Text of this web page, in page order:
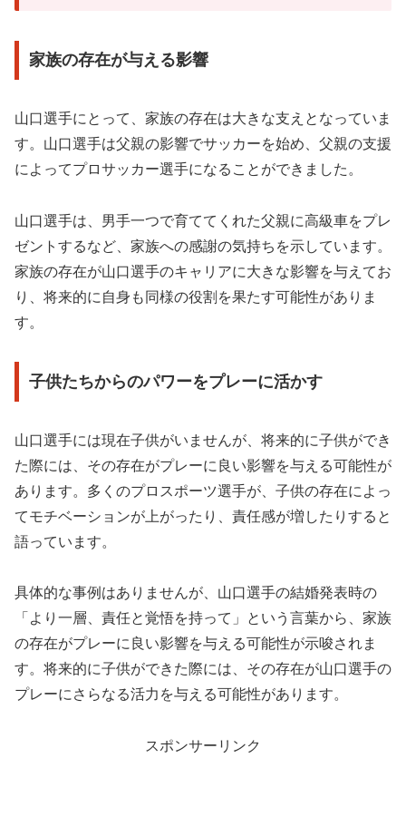
家族の存在が与える影響
山口選手にとって、家族の存在は大きな支えとなっていま
す。山口選手は父親の影響でサッカーを始め、父親の支援
によってプロサッカー選手になることができました。
山口選手は、男手一つで育ててくれた父親に高級車をプレ
ゼントするなど、家族への感謝の気持ちを示しています。
家族の存在が山口選手のキャリアに大きな影響を与えてお
り、将来的に自身も同様の役割を果たす可能性がありま
す。
子供たちからのパワーをプレーに活かす
山口選手には現在子供がいませんが、将来的に子供ができ
た際には、その存在がプレーに良い影響を与える可能性が
あります。多くのプロスポーツ選手が、子供の存在によっ
てモチベーションが上がったり、責任感が増したりすると
語っています。
具体的な事例はありませんが、山口選手の結婚発表時の
「より一層、責任と覚悟を持って」という言葉から、家族
の存在がプレーに良い影響を与える可能性が示唆されま
す。将来的に子供ができた際には、その存在が山口選手の
プレーにさらなる活力を与える可能性があります。
スポンサーリンク